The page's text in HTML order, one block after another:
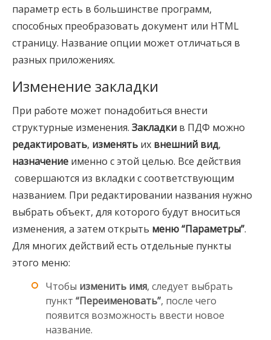
параметр есть в большинстве программ,
способных преобразовать документ или HTML
страницу. Название опции может отличаться в
разных приложениях.
Изменение закладки
При работе может понадобиться внести
структурные изменения. Закладки в ПДФ можно
редактировать, изменять их внешний вид,
назначение именно с этой целью. Все действия
совершаются из вкладки с соответствующим
названием. При редактировании названия нужно
выбрать объект, для которого будут вноситься
изменения, а затем открыть меню “Параметры”.
Для многих действий есть отдельные пункты
этого меню:
Чтобы изменить имя, следует выбрать
пункт “Переименовать”, после чего
появится возможность ввести новое
название.